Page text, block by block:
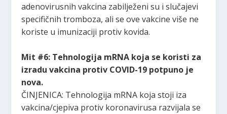
adenovirusnih vakcina zabilježeni su i slučajevi
specifičnih tromboza, ali se ove vakcine više ne
koriste u imunizaciji protiv kovida.
Mit #6: Tehnologija mRNA koja se koristi za
izradu vakcina protiv COVID-19 potpuno je
nova.
ČINJENICA: Tehnologija mRNA koja stoji iza
vakcina/cjepiva protiv koronavirusa razvijala se